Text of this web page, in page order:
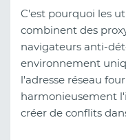
C'est pourquoi les
combinent des
navigateurs anti-
environnement
l'adresse réseau
harmonieusement
créer de conflits